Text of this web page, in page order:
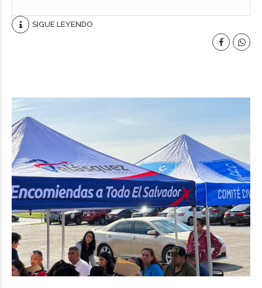
SIGUE LEYENDO